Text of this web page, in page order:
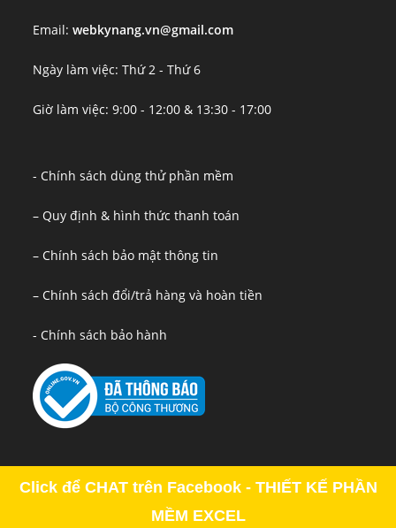
Email:webkynang.vn@gmail.com
Ngày làm việc: Thứ 2 - Thứ 6
Giờ làm việc: 9:00 - 12:00 & 13:30 - 17:00
- Chính sách dùng thử phần mềm
– Quy định & hình thức thanh toán
– Chính sách bảo mật thông tin
– Chính sách đổi/trả hàng và hoàn tiền
- Chính sách bảo hành
Copyright - OceanWP Theme by OceanWP
Click để CHAT trên Facebook - THIẾT KẾ PHẦN
MỀM EXCEL